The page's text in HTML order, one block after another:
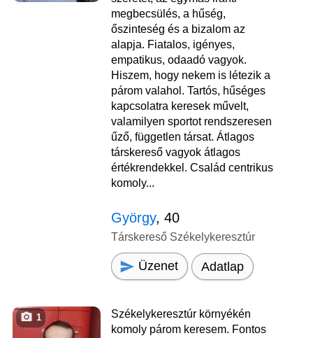
megbecsülés, a hűség,
őszinteség és a bizalom az
alapja. Fiatalos, igényes,
empatikus, odaadó vagyok.
Hiszem, hogy nekem is létezik a
párom valahol. Tartós, hűséges
kapcsolatra keresek művelt,
valamilyen sportot rendszeresen
űző, független társat. Átlagos
társkereső vagyok átlagos
értékrendekkel. Család centrikus
komoly...
György, 40
Társkereső Székelykeresztúr
Üzenet Adatlap
1
Székelykeresztúr környékén
komoly párom keresem. Fontos